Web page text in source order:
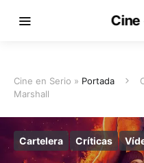
Cine
Cine en Serio » Portada
Marshall
Cartelera Críticas